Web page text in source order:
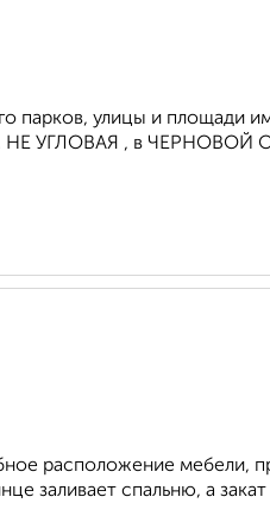
парков, улицы и площади
НЕ УГЛОВАЯ , в ЧЕРНОВОЙ
расположение мебели,
заливает спальню, а закат